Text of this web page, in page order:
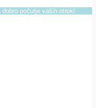
počutje vaših otrok!